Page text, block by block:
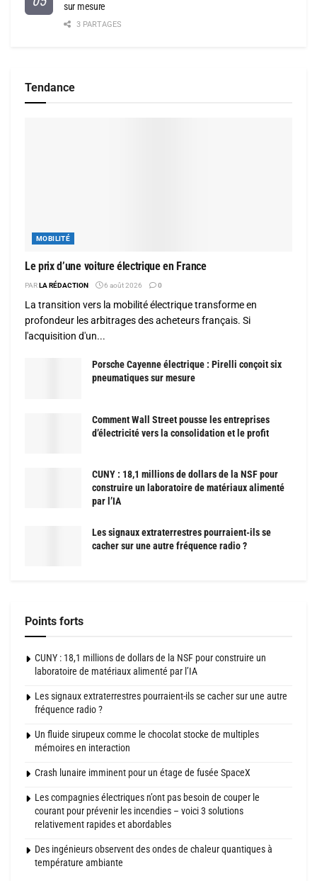
sur mesure
3 PARTAGES
Tendance
MOBILITÉ
Le prix d’une voiture électrique en France
PAR LA RÉDACTION 6 août 2026 0
La transition vers la mobilité électrique transforme en
profondeur les arbitrages des acheteurs français. Si
l'acquisition d'un...
Porsche Cayenne électrique : Pirelli conçoit six
pneumatiques sur mesure
Comment Wall Street pousse les entreprises
d’électricité vers la consolidation et le profit
CUNY : 18,1 millions de dollars de la NSF pour
construire un laboratoire de matériaux alimenté
par l’IA
Les signaux extraterrestres pourraient-ils se
cacher sur une autre fréquence radio ?
Points forts
CUNY : 18,1 millions de dollars de la NSF pour construire un
laboratoire de matériaux alimenté par l’IA
Les signaux extraterrestres pourraient-ils se cacher sur une autre
fréquence radio ?
Un fluide sirupeux comme le chocolat stocke de multiples
mémoires en interaction
Crash lunaire imminent pour un étage de fusée SpaceX
Les compagnies électriques n’ont pas besoin de couper le
courant pour prévenir les incendies – voici 3 solutions
relativement rapides et abordables
Des ingénieurs observent des ondes de chaleur quantiques à
température ambiante